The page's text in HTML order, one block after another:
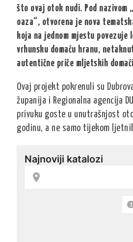
što ovaj otok nudi. Pod nazivom
oaza“, otvorena je nova
koja na jednom mjestu
vrhunsku domaću hranu,
autentične priče mljetskih
Ovaj projekt pokrenuli su
županija i Regionalna agencija
privuku goste u unutrašnjost
godinu, a ne samo tijekom